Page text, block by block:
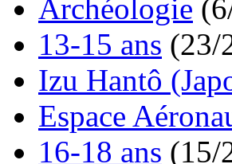
Archéologie
13-15 ans (23/
Izu Hantô
Espace
16-18 ans (15/